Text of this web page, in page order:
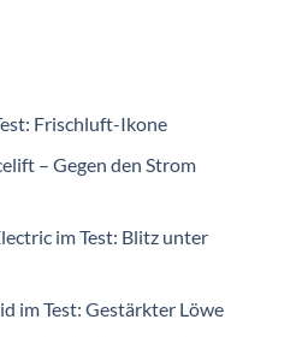
Frischluft-Ikone
– Gegen den Strom
im Test: Blitz unter
im Test: Gestärkter Löwe